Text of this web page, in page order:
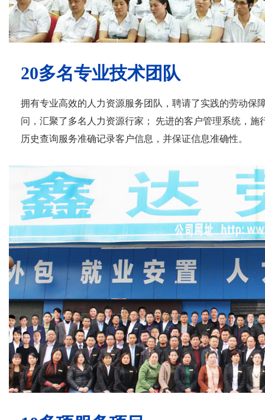
20多名专业技术团队
拥有专业高效的人力资源服务团队，聘请了实践的劳动保
问，汇聚了多名人力资源行家； 先进的客户管理系统，
历史查询服务准确记录客户信息，并保证信息准确性。